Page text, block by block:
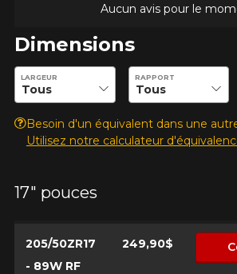
Aucun avis pour le
Dimensions
Entrez les dimensions souhaitées pour
LARGEUR RAPPORT
Besoin d'un équivalent dans une
Utilisez notre calculateur
17" pouces
205/50ZR17
- 89W RF
249,90$